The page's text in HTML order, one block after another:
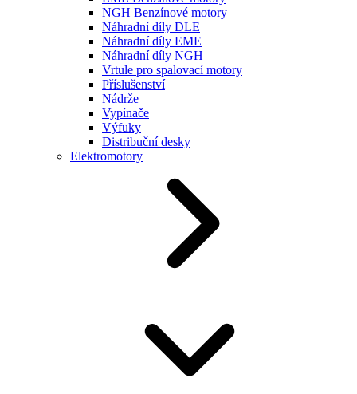
NGH Benzínové motory
Náhradní díly DLE
Náhradní díly EME
Náhradní díly NGH
Vrtule pro spalovací motory
Příslušenství
Nádrže
Vypínače
Výfuky
Distribuční desky
Elektromotory